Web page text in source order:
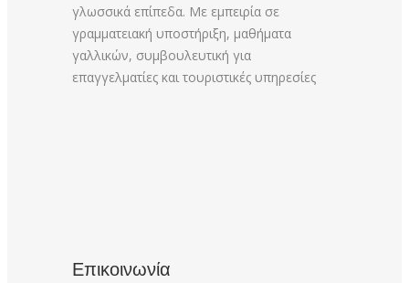
γλωσσικά επίπεδα. Με εμπειρία σε
γραμματειακή υποστήριξη, μαθήματα
γαλλικών, συμβουλευτική για
επαγγελματίες και τουριστικές υπηρεσίες
Επικοινωνία